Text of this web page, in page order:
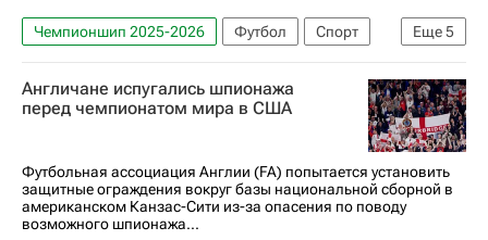
Еще5
Чемпионшип 2025-2026 Футбол
Спорт
Лондон
Оливер Макбёрни
Халл Сити
Мидлсбро
АПЛ 2026-2027 (Чемпионат Англии по футболу)
Англичане испугались шпионажа
перед чемпионатом мира в США
Футбольная ассоциация Англии (FA) попытается установить
защитные ограждения вокруг базы национальной сборной в
американском Канзас-Сити из-за опасения по поводу
возможного шпионажа...